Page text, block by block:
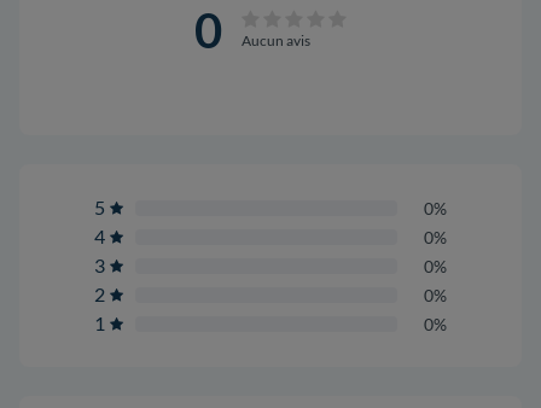
0 Aucun avis
5 0%
4 0%
3 0%
2 0%
1 0%